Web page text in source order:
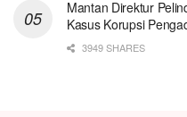
Mantan Direktur
Kasus Korupsi
3949 SHARES